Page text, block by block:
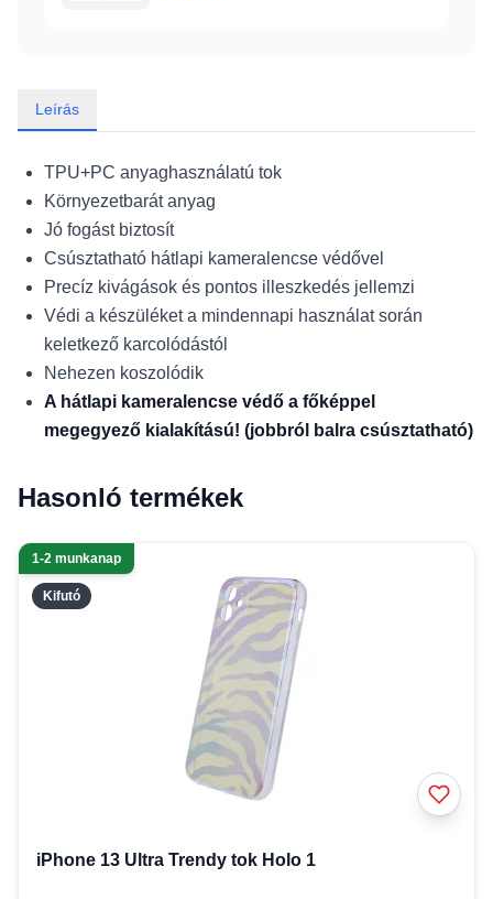
Leírás
TPU+PC anyaghasználatú tok
Környezetbarát anyag
Jó fogást biztosít
Csúsztatható hátlapi kameralencse védővel
Precíz kivágások és pontos illeszkedés jellemzi
Védi a készüléket a mindennapi használat során
keletkező karcolódástól
Nehezen koszolódik
A hátlapi kameralencse védő a főképpel
megegyező kialakítású! (jobbról balra csúsztatható)
Hasonló termékek
Kifutó
1-2 munkanap
iPhone 13 Ultra Trendy tok Holo 1